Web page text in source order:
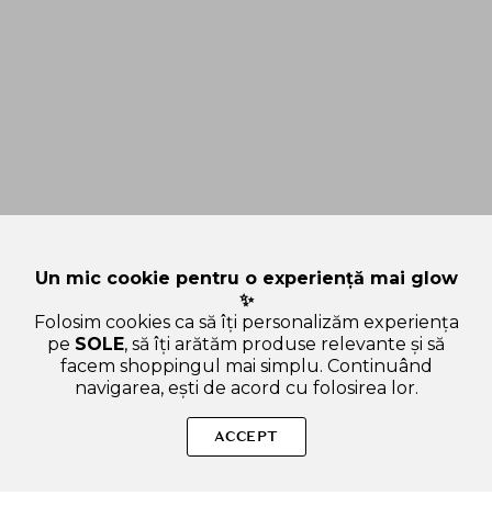
întrebările legate de Centella + Niacinamidă: Cum funcționează
împreună aceste două ingrediente în K-Beauty. Dacă mai ai
Un mic cookie pentru o experiență mai glow
✨
Folosim cookies ca să îți personalizăm experiența
pe SOLE, să îți arătăm produse relevante și să
facem shoppingul mai simplu. Continuând
navigarea, ești de acord cu folosirea lor.
ACCEPT